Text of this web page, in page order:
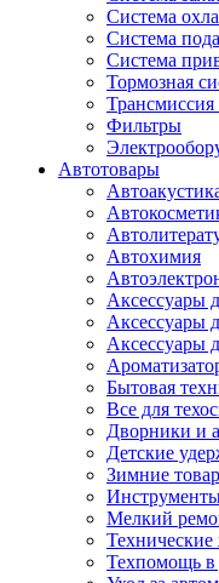
Система
Система
Система
Тормозная
Фильтры
Автотовары
Автохимия
Аксессуары
Аксессуары
Аксессуары
Бытовая
Все для
Дворники и
Детские
Зимние
Мелкий
Технические
Техпомощь в